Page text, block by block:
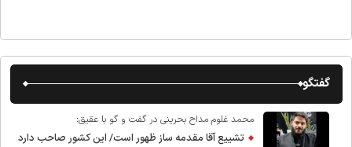
گفتگو
محمد غلوم مداح بحرینی در گفت و گو با عقیق:
تشییع آقا مقدمه ساز ظهور است/ این کشور صاحب دارد